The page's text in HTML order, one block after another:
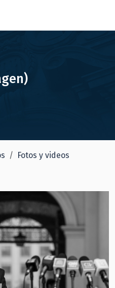
Fotos y videos